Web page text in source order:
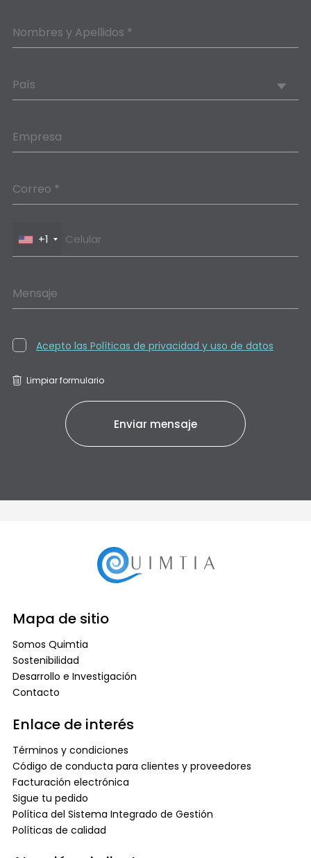
Nombres y Apellidos *
País
Empresa
Correo *
+1
Mensaje
Acepto las Políticas de privacidad y uso de datos
Limpiar formulario
Mapa de sitio
Somos Quimtia
Sostenibilidad
Desarrollo e Investigación
Contacto
Enlace de interés
Términos y condiciones
Código de conducta para clientes y proveedores
Facturación electrónica
Sigue tu pedido
Política del Sistema Integrado de Gestión
Políticas de calidad